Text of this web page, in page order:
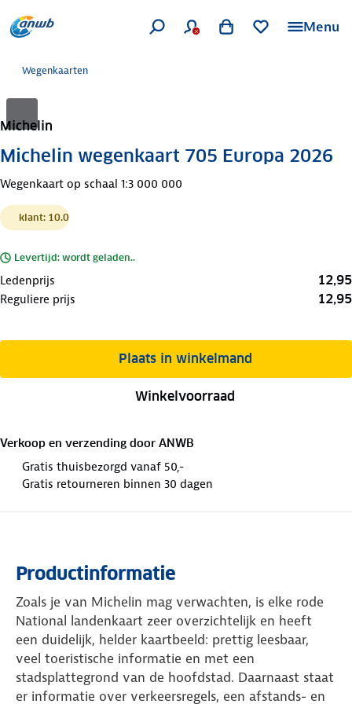
Menu
Wegenkaarten
Michelin
Michelin wegenkaart 705 Europa 2026
Wegenkaart op schaal 1:3 000 000
klant: 10.0
Levertijd: wordt geladen..
Ledenprijs 12,95
Reguliere prijs 12,95
Plaats in winkelmand
Winkelvoorraad
Verkoop en verzending door ANWB
Gratis thuisbezorgd vanaf 50,-
Gratis retourneren binnen 30 dagen
Productinformatie
Zoals je van Michelin mag verwachten, is elke rode
National landenkaart zeer overzichtelijk en heeft
een duidelijk, helder kaartbeeld: prettig leesbaar,
veel toeristische informatie en met een
stadsplattegrond van de hoofdstad. Daarnaast staat
er informatie over verkeersregels, een afstands- en